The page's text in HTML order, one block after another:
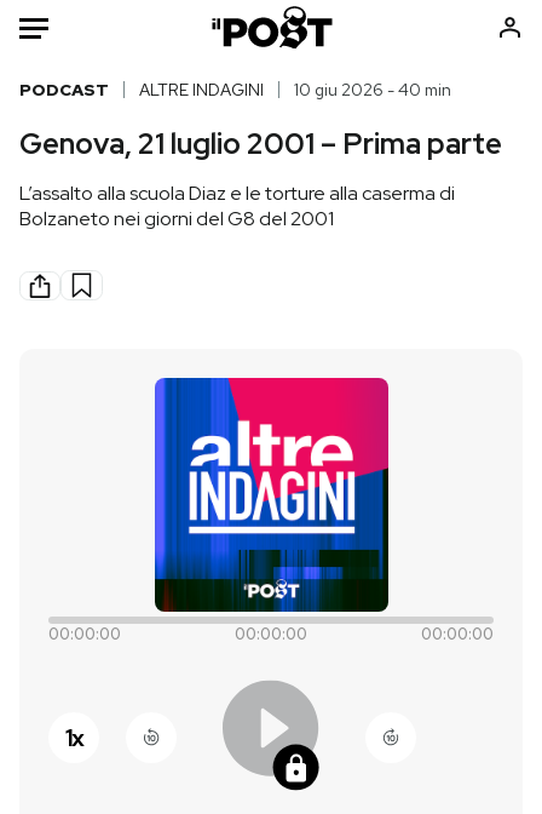
Auto
HOME
Italia
Politica
Tecnologia
Moda
Media
Altrecose
Mondiali calcio 2026
I MIEI PREFERITI
PODCAST ALTRE INDAGINI 10 giu 2026 - 40 min
Genova, 21 luglio 2001 – Prima parte
L’assalto alla scuola Diaz e le torture alla caserma di
Bolzaneto nei giorni del G8 del 2001
00:00:00 00:00:00 00:00:00
1x